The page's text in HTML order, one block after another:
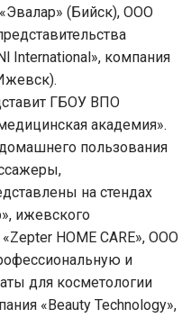
(Бийск), ООО
International», компания
ГБОУ ВПО
академия».
пользования
на стендах
ижевского
HOME CARE», ООО
и
для косметологии
«Beauty Technology»,